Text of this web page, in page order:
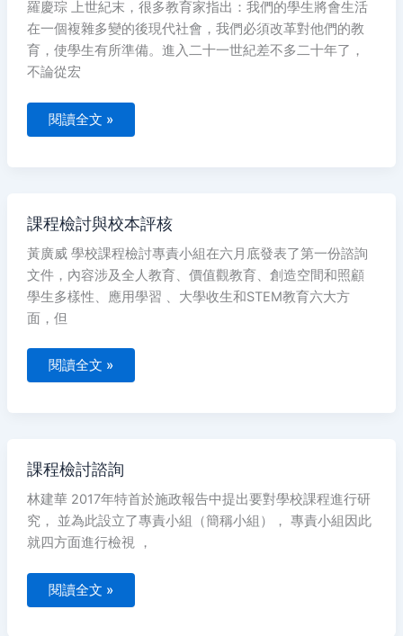
羅慶琮 上世紀末，很多教育家指出：我們的學生將會生活
在一個複雜多變的後現代社會，我們必須改革對他們的教
育，使學生有所準備。進入二十一世紀差不多二十年了，
不論從宏
孩
子
做
了
足
夠
備
嗎？
閱讀全文 »
課程檢討與校本評核
黃廣威 學校課程檢討專責小組在六月底發表了第一份諮詢
文件，內容涉及全人教育、價值觀教育、創造空間和照顧
學生多樣性、應用學習 、大學收生和STEM教育六大方
面，但
課
程
檢
討
與
校
本
評
核
閱讀全文 »
課程檢討諮詢
林建華 2017年特首於施政報告中提出要對學校課程進行研
究， 並為此設立了專責小組（簡稱小組）， 專責小組因此
就四方面進行檢視 ，
課
程
檢
討
諮
詢
閱讀全文 »